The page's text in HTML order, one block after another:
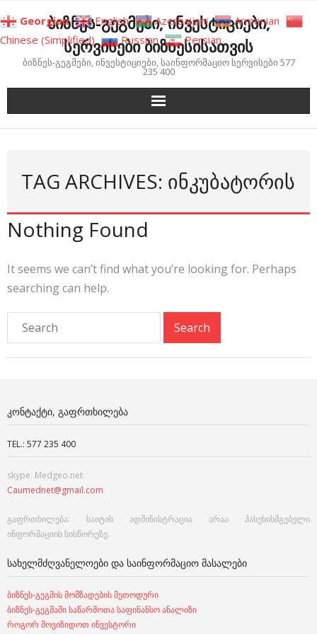
to
content
ბიზნეს-გეგმები, ინვესტიციები,
სერვისები ბიზნესისათვის
ბიზნეს-გეგმები, ინვესტიციები, საინფორმაციო სერვისები 577
235 400
TAG ARCHIVES: ᲘᲜᲙᲣᲑᲐᲢᲝᲠᲘᲡ
Nothing Found
It seems we can’t find what you’re looking for. Perhaps
searching can help.
ᲙᲝᲜᲢᲐᲥᲢᲘ, ᲒᲐᲤᲠᲗᲮᲘᲚᲔᲑᲐ
TEL.: 577 235 400
skype: Medgeo.net
Caumednet@gmail.com
გაფრთხილება: საიტის ადმინისტრაცია არაა პასუხისმგებელი
ინფორმაციის სისწორეზე.
ᲡᲐᲮᲔᲚᲛᲫᲦᲕᲐᲜᲔᲚᲝᲔᲑᲘ ᲓᲐ ᲡᲐᲘᲜᲤᲝᲠᲛᲐᲪᲘᲝ ᲛᲐᲡᲐᲚᲔᲑᲘ
ბიზნეს-გეგმის მომზადების მეთოდური
ბიზნეს-გეგმაში საწარმოთა საფინანსო ანალიზი
როგორ მოვიზიდოთ ინვესტორი
Georgian English Azerbaijani
Armenian
Chinese (Simplified)
Russian Persian